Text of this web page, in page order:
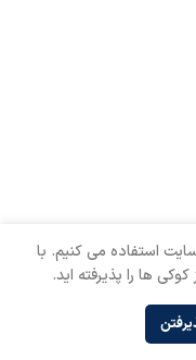
استفاده می کنیم. با
ها را پذیرفته اید.